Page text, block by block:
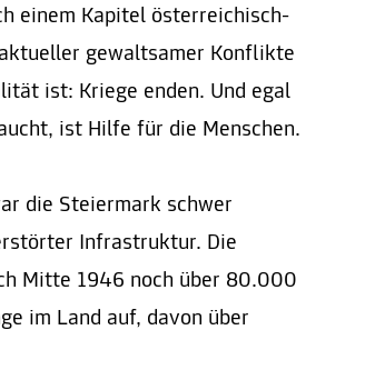
einem Kapitel österreichisch-
gewaltsamer Konflikte
ist: Kriege enden. Und egal
ist Hilfe für die Menschen.
die Steiermark schwer
Infrastruktur. Die
Mitte 1946 noch über 80.000
im Land auf, davon über